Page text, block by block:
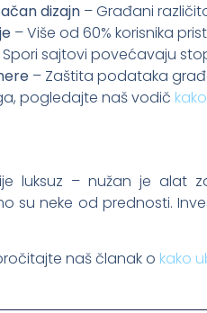
dizajn – Građani
– Više od 60% korisnika
Spori sajtovi povećavaju
– Zaštita podataka
pogledajte naš vodič
luksuz – nužan je alat
su neke od prednosti.
naš članak o kako